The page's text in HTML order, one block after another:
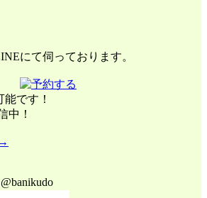
にて伺っております。
です！
中！